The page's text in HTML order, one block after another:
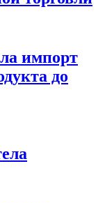
импорт
до